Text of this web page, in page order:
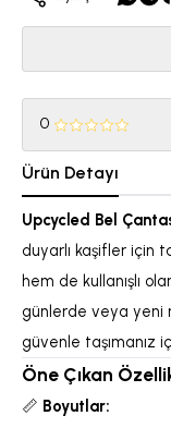
0
Ürün Detayı
Upcycled Bel
duyarlı kaşifler için
hem de kullanışlı
günlerde veya yeni
güvenle taşımanız
Öne Çıkan
📏 Boyutlar: